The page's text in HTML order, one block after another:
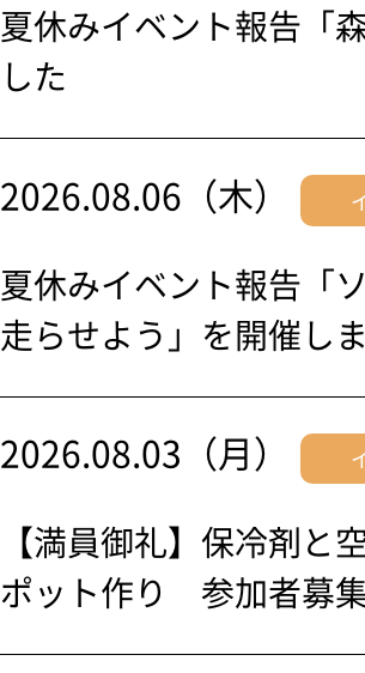
夏休みイベント報告「
した
2026.08.06（木）
夏休みイベント報告「
走らせよう」を開催し
2026.08.03（月）
【満員御礼】保冷剤と
ポット作り 参加者募